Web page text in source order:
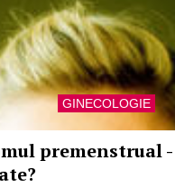
GINECOLOGIE
premenstrual -